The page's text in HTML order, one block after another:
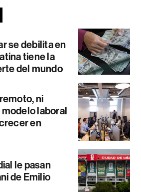
se debilita en
tiene la
del mundo
ni
laboral
en
le pasan
de Emilio